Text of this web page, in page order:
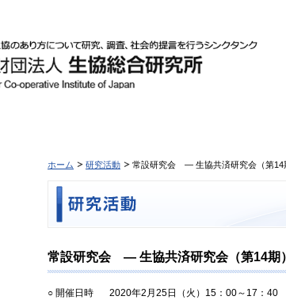
ホーム 研究活動 常設研究会 ― 生協共済研究会（第14
常設研究会 ― 生協共済研究会（第14期
○ 開催日時
2020年2月25日（火）15：00～17：40